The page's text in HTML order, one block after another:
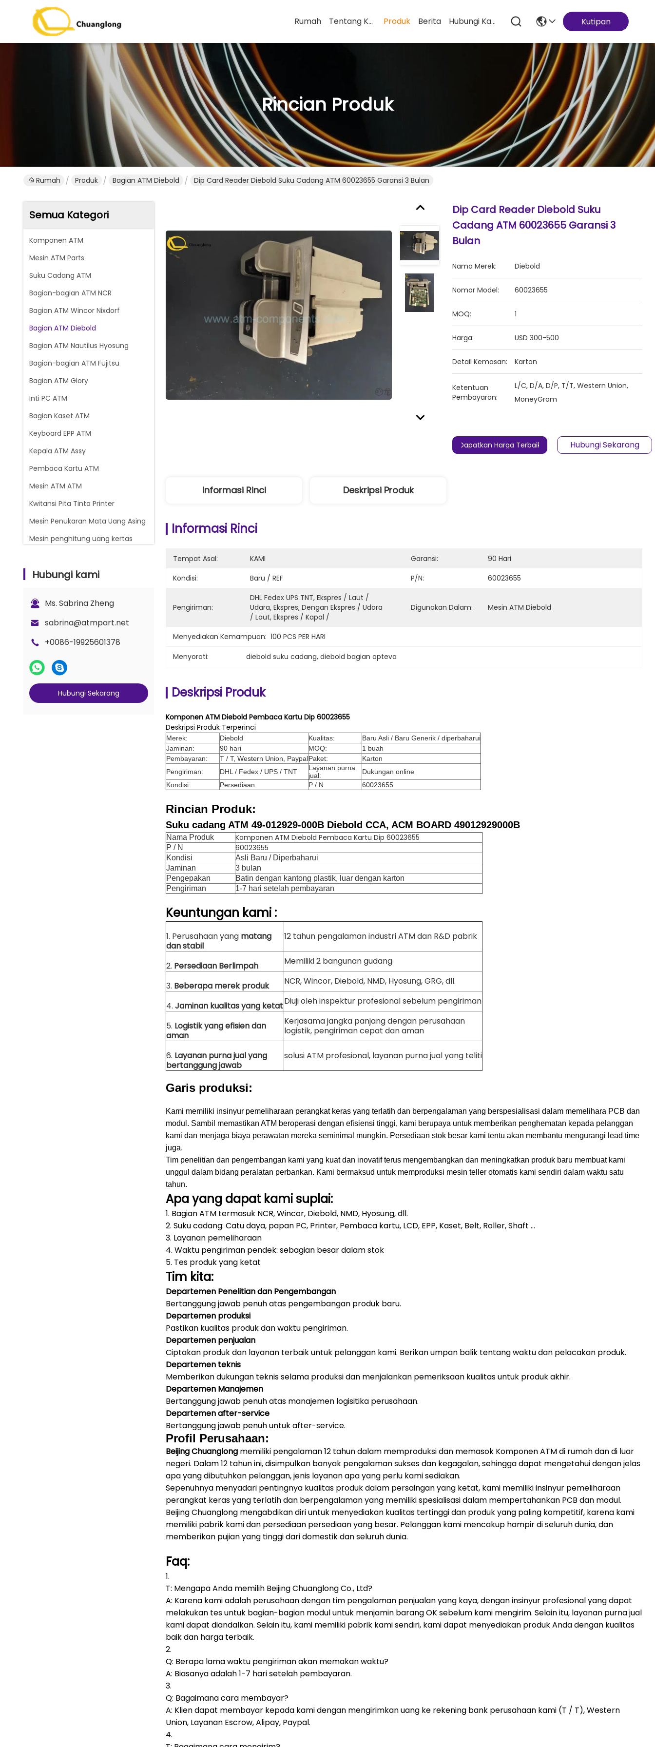
Rumah Tentang Kami Produk Berita Hubungi Kami Kutipan
Rincian Produk
Rumah Produk Bagian ATM Diebold Dip Card Reader Diebold Suku Cadang ATM 60023655 Garansi 3 Bulan
Semua Kategori
Komponen ATM
Mesin ATM Parts
Suku Cadang ATM
Bagian-bagian ATM NCR
Bagian ATM Wincor Nixdorf
Bagian ATM Diebold
Bagian ATM Nautilus Hyosung
Bagian-bagian ATM Fujitsu
Bagian ATM Glory
Inti PC ATM
Bagian Kaset ATM
Keyboard EPP ATM
Kepala ATM Assy
Pembaca Kartu ATM
Mesin ATM ATM
Kwitansi Pita Tinta Printer
Mesin Penukaran Mata Uang Asing
Mesin penghitung uang kertas
Kasset Uang ATM
Bagian Penghitung G+D BPS C5
Hubungi kami
Ms. Sabrina Zheng
sabrina@atmpart.net
+0086-19925601378
Hubungi Sekarang
Dip Card Reader Diebold Suku
Cadang ATM 60023655 Garansi 3
Bulan
Nama Merek: Diebold
Nomor Model: 60023655
MOQ: 1
Harga: USD 300-500
Detail Kemasan: Karton
Ketentuan
Pembayaran:
L/C, D/A, D/P, T/T, Western Union,
MoneyGram
Dapatkan Harga Terbaik Hubungi Sekarang
Informasi Rinci Deskripsi Produk
Informasi Rinci
Tempat Asal: KAMI Garansi:
90 Hari
Kondisi:
Baru / REF P/N: 60023655
Pengiriman:
DHL Fedex UPS TNT, Ekspres / Laut /
Udara, Ekspres, Dengan Ekspres / Udara
/ Laut, Ekspres / Kapal /
Digunakan Dalam: Mesin ATM Diebold
Menyediakan Kemampuan: 100 PCS PER HARI
Menyoroti: diebold suku cadang, diebold bagian opteva
Deskripsi Produk
Komponen ATM Diebold Pembaca Kartu Dip 60023655
Deskripsi Produk Terperinci
Merek: Diebold Kualitas:
Baru Asli / Baru Generik / diperbaharui
Jaminan:
90 hari MOQ:
1 buah
Pembayaran:
T / T, Western Union, PaypalPaket:
Karton
Pengiriman:
DHL / Fedex / UPS / TNT
Layanan purna
jual:
Dukungan online
Kondisi:
Persediaan P / N 60023655
Rincian Produk:
Suku cadang ATM 49-012929-000B Diebold CCA, ACM BOARD 49012929000B
Nama Produk Komponen ATM Diebold Pembaca Kartu Dip 60023655
P / N 60023655
Kondisi
Asli Baru / Diperbaharui
Jaminan
3 bulan
Pengepakan
Batin dengan kantong plastik, luar dengan karton
Pengiriman
1-7 hari setelah pembayaran
Keuntungan kami :
1. Perusahaan yang matang
dan stabil
12 tahun pengalaman industri ATM dan R&D pabrik
2. Persediaan Berlimpah Memiliki 2 bangunan gudang
3. Beberapa merek produk NCR, Wincor, Diebold, NMD, Hyosung, GRG, dll.
4. Jaminan kualitas yang ketatDiuji oleh inspektur profesional sebelum pengiriman
5. Logistik yang efisien dan
aman
Kerjasama jangka panjang dengan perusahaan
logistik, pengiriman cepat dan aman
6. Layanan purna jual yang
bertanggung jawab
solusi ATM profesional, layanan purna jual yang teliti
Garis produksi:
Kami memiliki insinyur pemeliharaan perangkat keras yang terlatih dan berpengalaman yang berspesialisasi dalam memelihara PCB dan
modul. Sambil memastikan ATM beroperasi dengan efisiensi tinggi, kami berupaya untuk memberikan penghematan kepada pelanggan
kami dan menjaga biaya perawatan mereka seminimal mungkin. Persediaan stok besar kami tentu akan membantu mengurangi lead time
juga.
Tim penelitian dan pengembangan kami yang kuat dan inovatif terus mengembangkan dan meningkatkan produk baru membuat kami
unggul dalam bidang peralatan perbankan. Kami bermaksud untuk memproduksi mesin teller otomatis kami sendiri dalam waktu satu
tahun.
Apa yang dapat kami suplai:
1. Bagian ATM termasuk NCR, Wincor, Diebold, NMD, Hyosung, dll.
2. Suku cadang: Catu daya, papan PC, Printer, Pembaca kartu, LCD, EPP, Kaset, Belt, Roller, Shaft ...
3. Layanan pemeliharaan
4. Waktu pengiriman pendek: sebagian besar dalam stok
5. Tes produk yang ketat
Tim kita:
Departemen Penelitian dan Pengembangan
Bertanggung jawab penuh atas pengembangan produk baru.
Departemen produksi
Pastikan kualitas produk dan waktu pengiriman.
Departemen penjualan
Ciptakan produk dan layanan terbaik untuk pelanggan kami. Berikan umpan balik tentang waktu dan pelacakan produk.
Departemen teknis
Memberikan dukungan teknis selama produksi dan menjalankan pemeriksaan kualitas untuk produk akhir.
Departemen Manajemen
Bertanggung jawab penuh atas manajemen logisitika perusahaan.
Departemen after-service
Bertanggung jawab penuh untuk after-service.
Profil Perusahaan:
Beijing Chuanglong memiliki pengalaman 12 tahun dalam memproduksi dan memasok Komponen ATM di rumah dan di luar
negeri. Dalam 12 tahun ini, disimpulkan banyak pengalaman sukses dan kegagalan, sehingga dapat mengetahui dengan jelas
apa yang dibutuhkan pelanggan, jenis layanan apa yang perlu kami sediakan.
Sepenuhnya menyadari pentingnya kualitas produk dalam persaingan yang ketat, kami memiliki insinyur pemeliharaan
perangkat keras yang terlatih dan berpengalaman yang memiliki spesialisasi dalam mempertahankan PCB dan modul.
Beijing Chuanglong mengabdikan diri untuk menyediakan kualitas tertinggi dan produk yang paling kompetitif, karena kami
memiliki pabrik kami dan persediaan persediaan yang besar. Pelanggan kami mencakup hampir di seluruh dunia, dan
memberikan pujian yang tinggi dari domestik dan seluruh dunia.
Faq:
1.
T: Mengapa Anda memilih Beijing Chuanglong Co., Ltd?
A: Karena kami adalah perusahaan dengan tim pengalaman penjualan yang kaya, dengan insinyur profesional yang dapat
melakukan tes untuk bagian-bagian modul untuk menjamin barang OK sebelum kami mengirim. Selain itu, layanan purna jual
kami dapat diandalkan. Selain itu, kami memiliki pabrik kami sendiri, kami dapat menyediakan produk Anda dengan kualitas
baik dan harga terbaik.
2.
Q: Berapa lama waktu pengiriman akan memakan waktu?
A: Biasanya adalah 1-7 hari setelah pembayaran.
3.
Q: Bagaimana cara membayar?
A: Klien dapat membayar kepada kami dengan mengirimkan uang ke rekening bank perusahaan kami (T / T), Western
Union, Layanan Escrow, Alipay, Paypal.
4.